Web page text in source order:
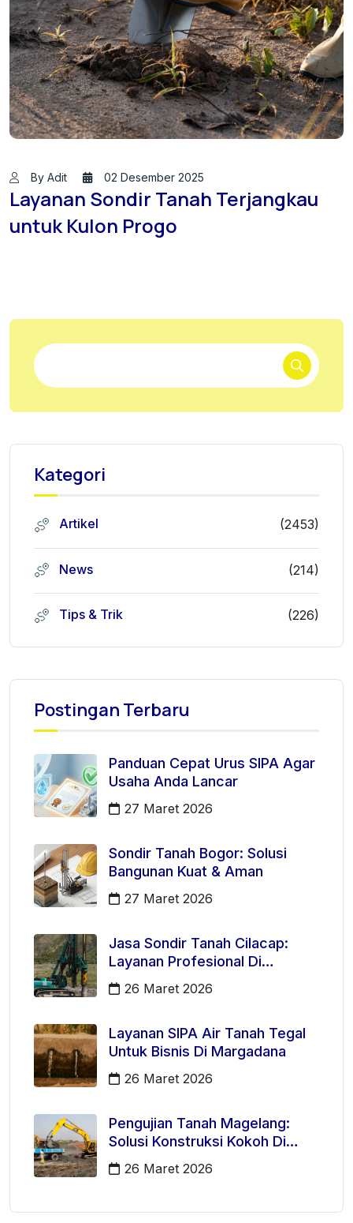
By Adit 02 Desember 2025
Layanan Sondir Tanah Terjangkau
untuk Kulon Progo
Kategori
Artikel (2453)
News (214)
Tips & Trik (226)
Postingan Terbaru
Panduan Cepat Urus SIPA Agar
Usaha Anda Lancar
27 Maret 2026
Sondir Tanah Bogor: Solusi
Bangunan Kuat & Aman
27 Maret 2026
Jasa Sondir Tanah Cilacap:
Layanan Profesional Di
Kecamatan Majenang
26 Maret 2026
Layanan SIPA Air Tanah Tegal
Untuk Bisnis Di Margadana
26 Maret 2026
Pengujian Tanah Magelang:
Solusi Konstruksi Kokoh Di
Mertoyudan
26 Maret 2026